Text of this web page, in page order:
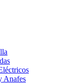
Anafes